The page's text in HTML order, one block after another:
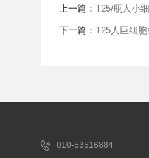
上一篇：T25/瓶人小
下一篇：T25人巨细
010-53516884